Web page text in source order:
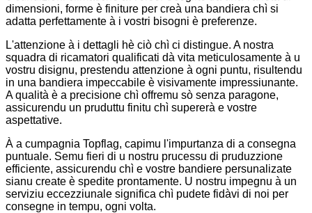
dimensioni, forme è finiture per creà una bandiera chì si
adatta perfettamente à i vostri bisogni è preferenze.
L'attenzione à i dettagli hè ciò chì ci distingue. A nostra
squadra di ricamatori qualificati dà vita meticulosamente à u
vostru disignu, prestendu attenzione à ogni puntu, risultendu
in una bandiera impeccabile è visivamente impressiunante.
A qualità è a precisione chì offremu sò senza paragone,
assicurendu un pruduttu finitu chì supererà e vostre
aspettative.
À a cumpagnia Topflag, capimu l'impurtanza di a consegna
puntuale. Semu fieri di u nostru prucessu di pruduzzione
efficiente, assicurendu chì e vostre bandiere persunalizate
sianu create è spedite prontamente. U nostru impegnu à un
serviziu eccezziunale significa chì pudete fidàvi di noi per
consegne in tempu, ogni volta.